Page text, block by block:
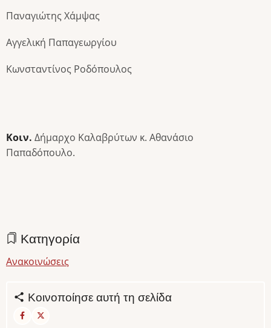
Παναγιώτης Χάμψας
Αγγελική Παπαγεωργίου
Κωνσταντίνος Ροδόπουλος
Κοιν. Δήμαρχο Καλαβρύτων κ. Αθανάσιο
Παπαδόπουλο.
Κατηγορία
Ανακοινώσεις
Κοινοποίησε αυτή τη σελίδα